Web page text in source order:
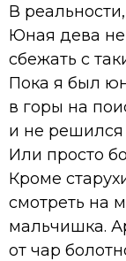
В
Юная дева не
сбежать с
Пока я был
в горы на
и не решился
Или просто
Кроме
смотреть на
мальчишка.
от чар